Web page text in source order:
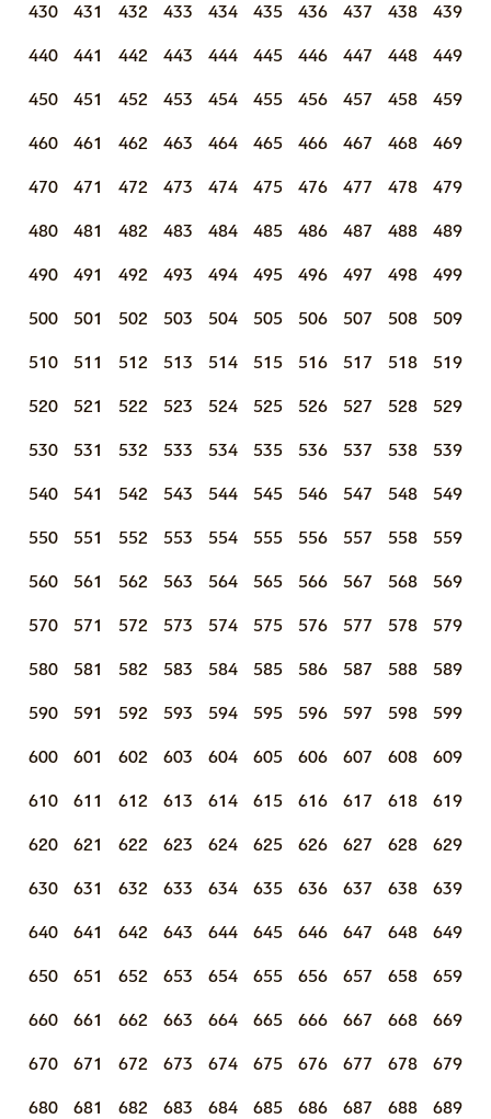
430 431 432 433 434 435 436 437 438 439
440 441 442 443 444 445 446 447 448 449
450 451 452 453 454 455 456 457 458 459
460 461 462 463 464 465 466 467 468 469
470 471 472 473 474 475 476 477 478 479
480 481 482 483 484 485 486 487 488 489
490 491 492 493 494 495 496 497 498 499
500 501 502 503 504 505 506 507 508 509
510 511 512 513 514 515 516 517 518 519
520 521 522 523 524 525 526 527 528 529
530 531 532 533 534 535 536 537 538 539
540 541 542 543 544 545 546 547 548 549
550 551 552 553 554 555 556 557 558 559
560 561 562 563 564 565 566 567 568 569
570 571 572 573 574 575 576 577 578 579
580 581 582 583 584 585 586 587 588 589
590 591 592 593 594 595 596 597 598 599
600 601 602 603 604 605 606 607 608 609
610 611 612 613 614 615 616 617 618 619
620 621 622 623 624 625 626 627 628 629
630 631 632 633 634 635 636 637 638 639
640 641 642 643 644 645 646 647 648 649
650 651 652 653 654 655 656 657 658 659
660 661 662 663 664 665 666 667 668 669
670 671 672 673 674 675 676 677 678 679
680 681 682 683 684 685 686 687 688 689